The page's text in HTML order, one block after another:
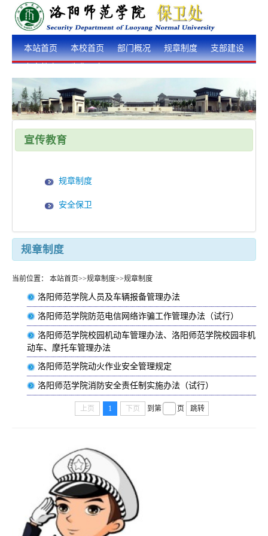
本站首页 本校首页 部门概况 规章制度 支部建设
宣传教育
规章制度
安全保卫
规章制度
当前位置： 本站首页>>规章制度>>规章制度
洛阳师范学院人员及车辆报备管理办法
洛阳师范学院防范电信网络诈骗工作管理办法（试行）
洛阳师范学院校园机动车管理办法、洛阳师范学院校园非机
动车、摩托车管理办法
洛阳师范学院动火作业安全管理规定
洛阳师范学院消防安全责任制实施办法（试行）
上页 1 下页 到第 页 跳转